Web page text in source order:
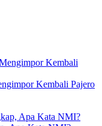
Kembali Pajero